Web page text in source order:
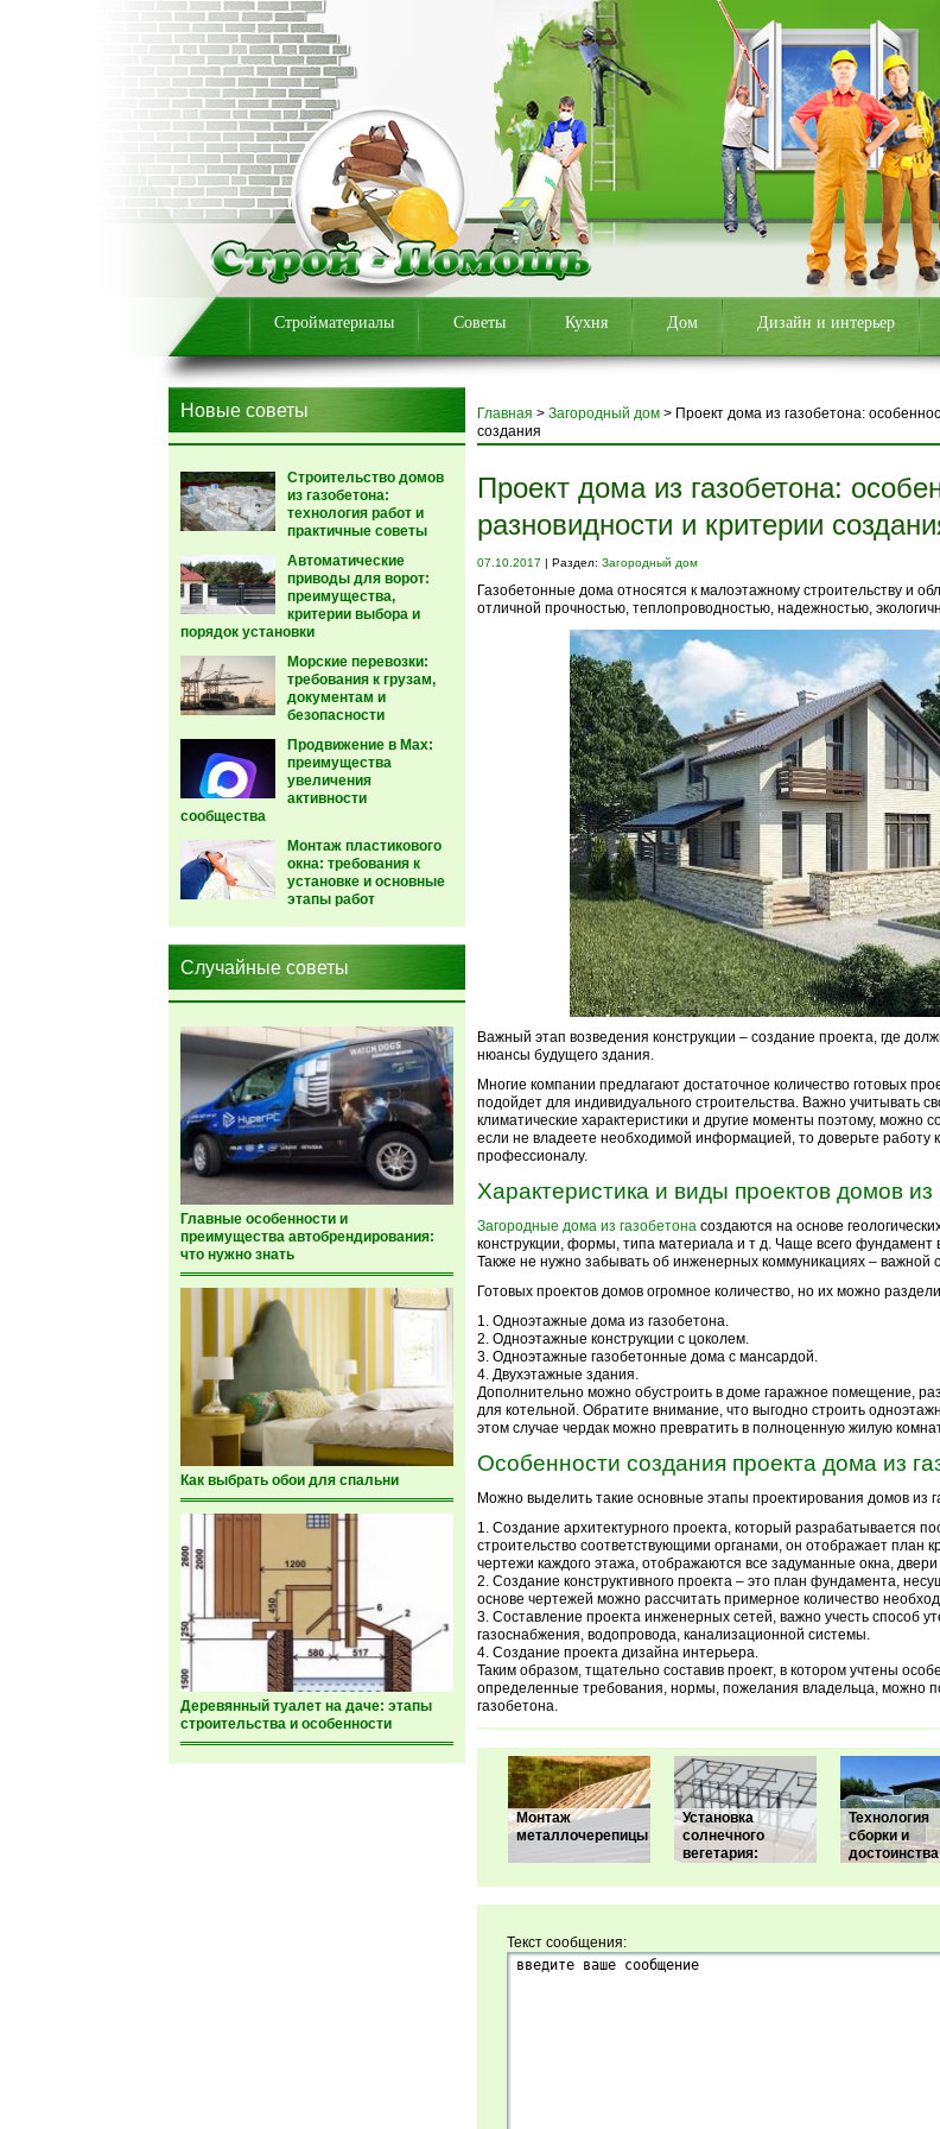
Стройматериалы Советы Кухня Дом Дизайн и интерьер
Новые советы
Строительство домов
из газобетона:
технология работ и
практичные советы
Автоматические
приводы для ворот:
преимущества,
критерии выбора и
порядок установки
Морские перевозки:
требования к грузам,
документам и
безопасности
Продвижение в Max:
преимущества
увеличения
активности
сообщества
Монтаж пластикового
окна: требования к
установке и основные
этапы работ
Случайные советы
Главные особенности и
преимущества автобрендирования:
что нужно знать
Как выбрать обои для спальни
Деревянный туалет на даче: этапы
строительства и особенности
Главная > Загородный дом > Проект дома из газобетона:
создания
Проект дома из газобетона:
разновидности и критерии
07.10.2017 | Раздел: Загородный дом
Газобетонные дома относятся к малоэтажному строительству и
отличной прочностью, теплопроводностью, надежностью,
Важный этап возведения конструкции – создание проекта, где
нюансы будущего здания.
Многие компании предлагают достаточное количество готовых
подойдет для индивидуального строительства. Важно учитывать
климатические характеристики и другие моменты поэтому, можно
если не владеете необходимой информацией, то доверьте работу
профессионалу.
Характеристика и виды проектов домов из
Загородные дома из газобетона создаются на основе
конструкции, формы, типа материала и т д. Чаще всего
Также не нужно забывать об инженерных коммуникациях – важной
Готовых проектов домов огромное количество, но их можно
Одноэтажные дома из газобетона.
Одноэтажные конструкции с цоколем.
Одноэтажные газобетонные дома с мансардой.
Двухэтажные здания.
Дополнительно можно обустроить в доме гаражное помещение,
для котельной. Обратите внимание, что выгодно строить
этом случае чердак можно превратить в полноценную жилую
Особенности создания проекта дома из
Можно выделить такие основные этапы проектирования домов из
Создание архитектурного проекта, который разрабатывается
строительство соответствующими органами, он отображает план
чертежи каждого этажа, отображаются все задуманные окна,
Создание конструктивного проекта – это план фундамента,
основе чертежей можно рассчитать примерное количество
Составление проекта инженерных сетей, важно учесть способ
газоснабжения, водопровода, канализационной системы.
Создание проекта дизайна интерьера.
Таким образом, тщательно составив проект, в котором учтены
определенные требования, нормы, пожелания владельца, можно
газобетона.
Монтаж
металлочерепицы
Установка
солнечного
вегетария:
Технология
сборки и
достоинства
Текст сообщения: